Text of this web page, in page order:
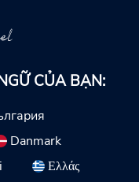
CỦA BẠN:
Danmark
Ελλάς